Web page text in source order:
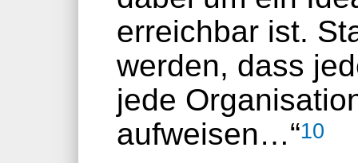
erreichbar ist.
werden, dass
jede
aufweisen…“10